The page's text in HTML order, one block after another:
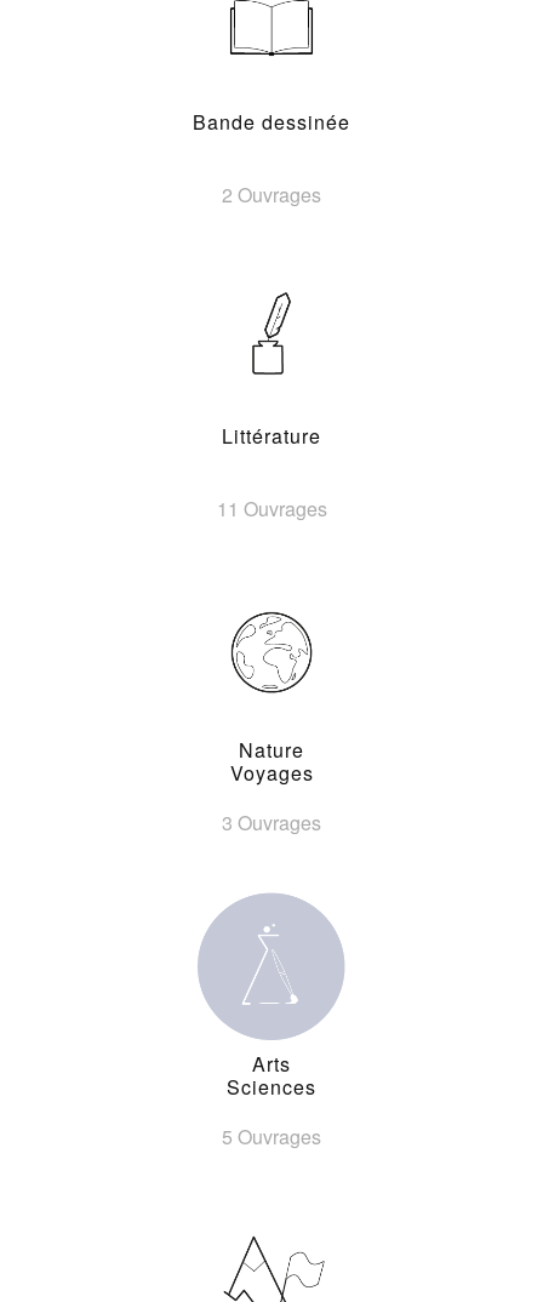
Bande dessinée
2 Ouvrages
Littérature
11 Ouvrages
Nature
Voyages
3 Ouvrages
Arts
Sciences
5 Ouvrages